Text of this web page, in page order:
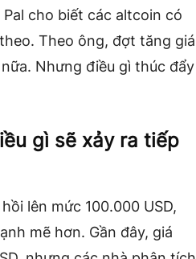
cho biết các altcoin có
Theo ông, đợt tăng giá
Nhưng điều gì thúc đẩy
gì sẽ xảy ra tiếp
lên mức 100.000 USD,
mẽ hơn. Gần đây, giá